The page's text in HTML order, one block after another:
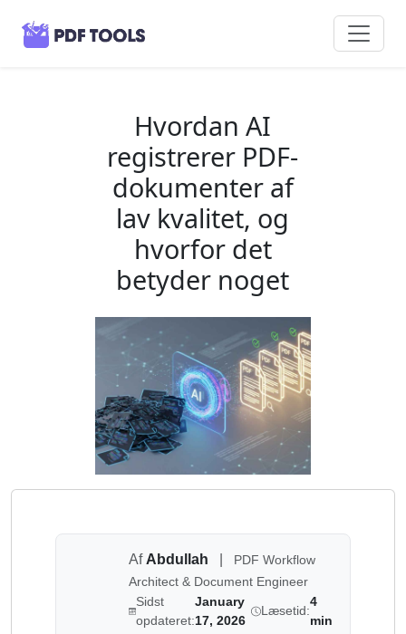
Hvordan AI
registrerer PDF-
dokumenter af
lav kvalitet, og
hvorfor det
betyder noget
Af Abdullah
PDF Workflow
Architect & Document Engineer
Sidst
opdateret:
January
17, 2026
Læsetid:
4
min